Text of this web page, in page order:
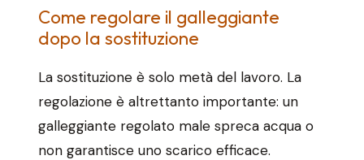
Come regolare il galleggiante
dopo la sostituzione
La sostituzione è solo metà del lavoro. La
regolazione è altrettanto importante: un
galleggiante regolato male spreca acqua o
non garantisce uno scarico efficace.